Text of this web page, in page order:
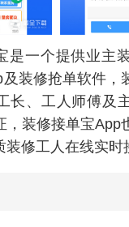
是一个提供业主
装修抢单软件，
长、工人师傅及
，装修接单宝App
修工人在线实时